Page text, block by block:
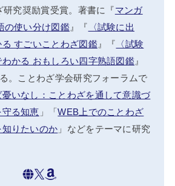
研究奨励賞受賞。著書に『マンガ
の使い分け図鑑』『 〈試験に出
すごいことわざ図鑑』『 〈試験
かる おもしろい四字熟語図鑑 』
。ことわざ学会研究フォーラムで
いなし：ことわざを通して意識づ
る知恵 」「WEB上でのことわざ
りたいのか 」などをテーマに研究